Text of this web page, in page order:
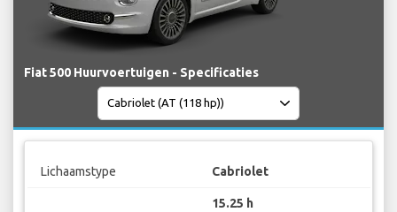
Fiat 500 Huurvoertuigen - Specificaties
Lichaamstype Cabriolet
15.25 h